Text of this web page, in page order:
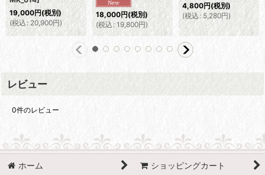
19,000円(税別)
(税込: 20,900円)
18,000円(税別)
(税込: 19,800円)
4,800円(税別)
(税込: 5,280円)
レビュー
0件のレビュー
ホーム ショッピングカート